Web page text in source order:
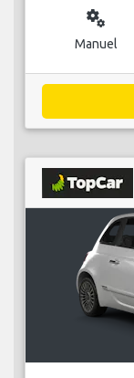
miscellaneous_services
Manuel